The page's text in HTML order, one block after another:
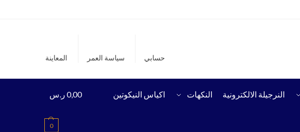
حسابي سياسة العمر المعاينة
النرجيلة الالكترونية النكهات اكياس النيكوتين 0,00 ر.س
0